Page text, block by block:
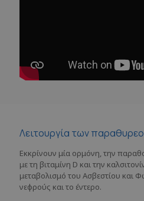
Λειτουργία των
Εκκρίνουν μία ορμόνη, την
με τη βιταμίνη D και την
μεταβολισμό του Ασβεστίου και
νεφρούς και το έντερο.